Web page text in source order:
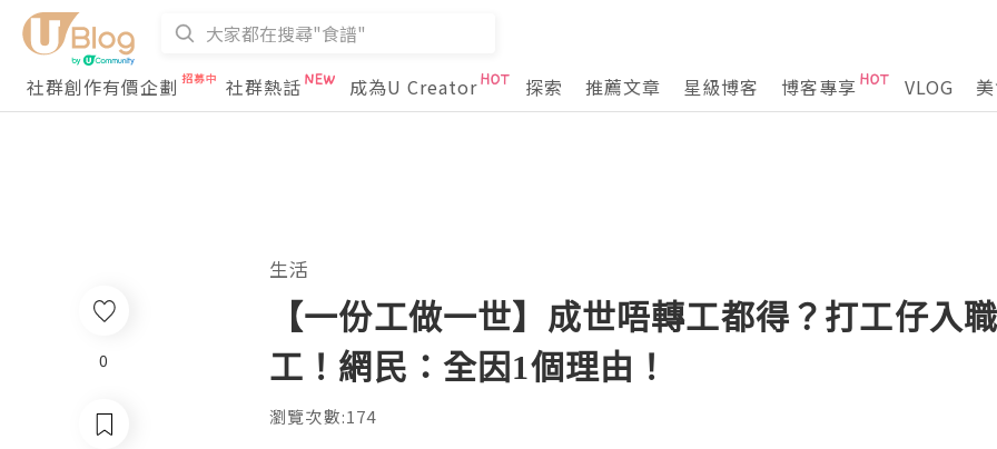
社群創作有價企劃 社群熱話 成為U Creator 探索 推薦文章 星級博客 博客專享 VLOG
生活
【一份工做一世】成世唔轉工都得？打工仔入
工！網民：全因1個理由！
瀏覽次數:174
0